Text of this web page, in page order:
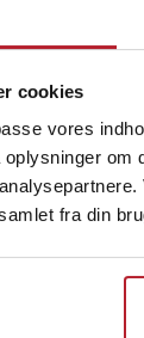
cookies
vores
om
fra din
kontoret.
SL-